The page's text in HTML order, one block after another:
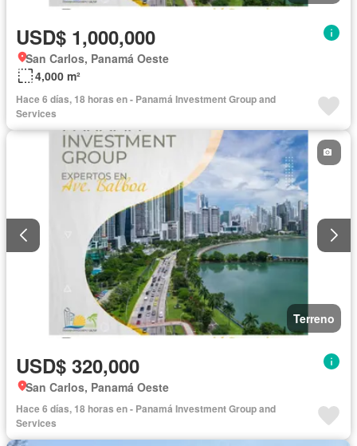
USD$ 1,000,000
San Carlos, Panamá Oeste
4,000 m²
Hace 6 días, 18 horas en - Panamá Investment Group and
Services
Terreno
USD$ 320,000
San Carlos, Panamá Oeste
Hace 6 días, 18 horas en - Panamá Investment Group and
Services